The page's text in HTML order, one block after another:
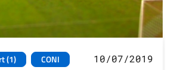
(1) CONI 10/07/2019